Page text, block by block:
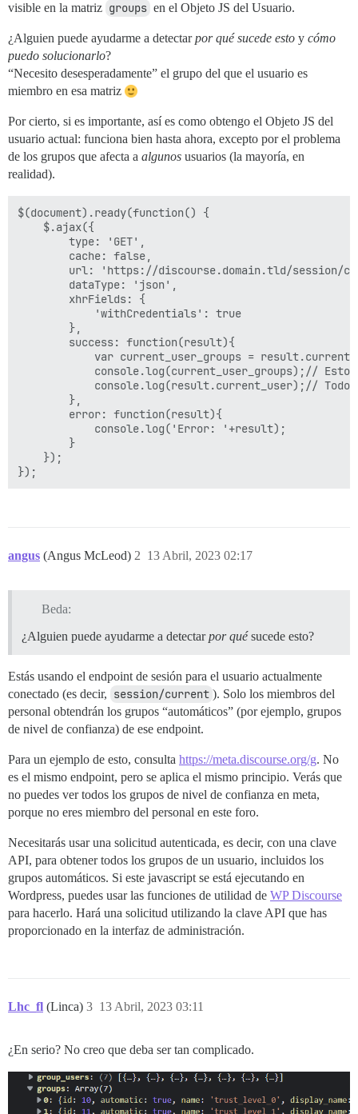
visible en la matriz groups en el Objeto JS del Usuario.
¿Alguien puede ayudarme a detectarpor qué sucede esto y cómo
puedo solucionarlo?
“Necesito desesperadamente” el grupo del que el usuario es
miembro en esa matriz
Por cierto, si es importante, así es como obtengo el Objeto JS del
usuario actual: funciona bien hasta ahora, excepto por el problema
de los grupos que afecta a algunos usuarios (la mayoría, en
realidad).
$(document).ready(function() {
    $.ajax({
        type: 'GET',
        cache: false,
url: 'https://discourse.domain.tld/session/
        dataType: 'json',
        xhrFields: {
            'withCredentials': true
        },
        success: function(result){
var current_user_groups =
console.log(current_user_groups);// Esto
console.log(result.current_user);//
        },
        error: function(result){
            console.log('Error: '+result);
        }
    });
angus (Angus McLeod) 13 Abril, 2023 02:17
2
Beda:
¿Alguien puede ayudarme a detectarpor quésucede esto?
Estás usando el endpoint de sesión para el usuario actualmente
conectado (es decir, session/current ). Solo los miembros del
personal obtendrán los grupos “automáticos” (por ejemplo, grupos
de nivel de confianza) de ese endpoint.
Para un ejemplo de esto, consulta https://meta.discourse.org/g. No
es el mismo endpoint, pero se aplica el mismo principio. Verás que
no puedes ver todos los grupos de nivel de confianza en meta,
porque no eres miembro del personal en este foro.
Necesitarás usar una solicitud autenticada, es decir, con una clave
API, para obtener todos los grupos de un usuario, incluidos los
grupos automáticos. Si este javascript se está ejecutando en
Wordpress, puedes usar las funciones de utilidad de WP Discourse
para hacerlo. Hará una solicitud utilizando la clave API que has
proporcionado en la interfaz de administración.
Lhc_fl (Linca) 13 Abril, 2023 03:11
3
¿En serio? No creo que deba ser tan complicado.